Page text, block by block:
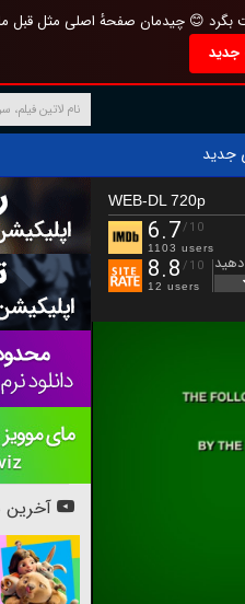
بگرد 😊 چیدمان صفحهٔ اصلی مثل قبل
جدید
WEB-DL 720p
6.7/10
1103 users
8.8 /10
12 users
دهید